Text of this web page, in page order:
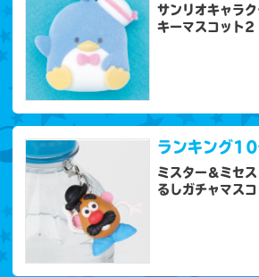
サンリオキャラ
キーマスコット2
ランキング10
ミスター＆ミセ
るしガチャマスコ